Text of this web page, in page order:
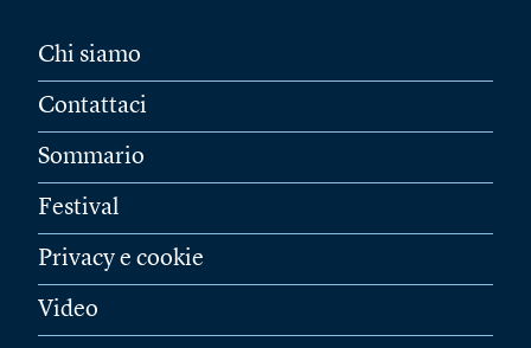
Chi siamo
Contattaci
Sommario
Festival
Privacy e cookie
Video